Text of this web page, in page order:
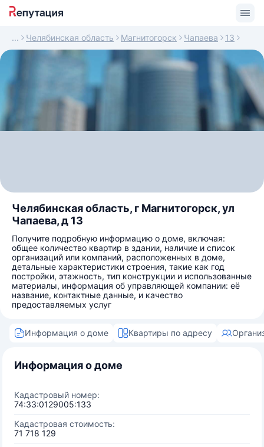
Челябинская область Магнитогорск Чапаева 13
Челябинская область, г Магнитогорск, ул
Чапаева, д 13
Получите подробную информацию о доме, включая:
общее количество квартир в здании, наличие и список
организаций или компаний, расположенных в доме,
детальные характеристики строения, такие как год
постройки, этажность, тип конструкции и использованные
материалы, информация об управляющей компании: её
название, контактные данные, и качество
предоставляемых услуг
Информация о доме Квартиры по адресу
Информация о доме
Кадастровый номер:
74:33:0129005:133
Кадастровая стоимость:
71 718 129